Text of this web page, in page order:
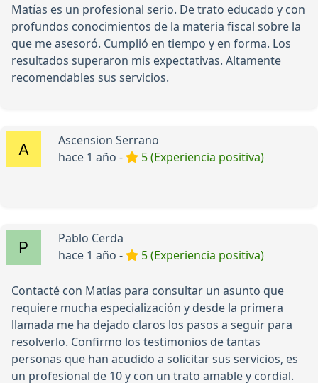
Matías es un profesional serio. De trato educado y con
profundos conocimientos de la materia fiscal sobre la
que me asesoró. Cumplió en tiempo y en forma. Los
resultados superaron mis expectativas. Altamente
recomendables sus servicios.
Ascension Serrano
hace 1 año -
5 (Experiencia positiva)
Pablo Cerda
hace 1 año -
5 (Experiencia positiva)
Contacté con Matías para consultar un asunto que
requiere mucha especialización y desde la primera
llamada me ha dejado claros los pasos a seguir para
resolverlo. Confirmo los testimonios de tantas
personas que han acudido a solicitar sus servicios, es
un profesional de 10 y con un trato amable y cordial.